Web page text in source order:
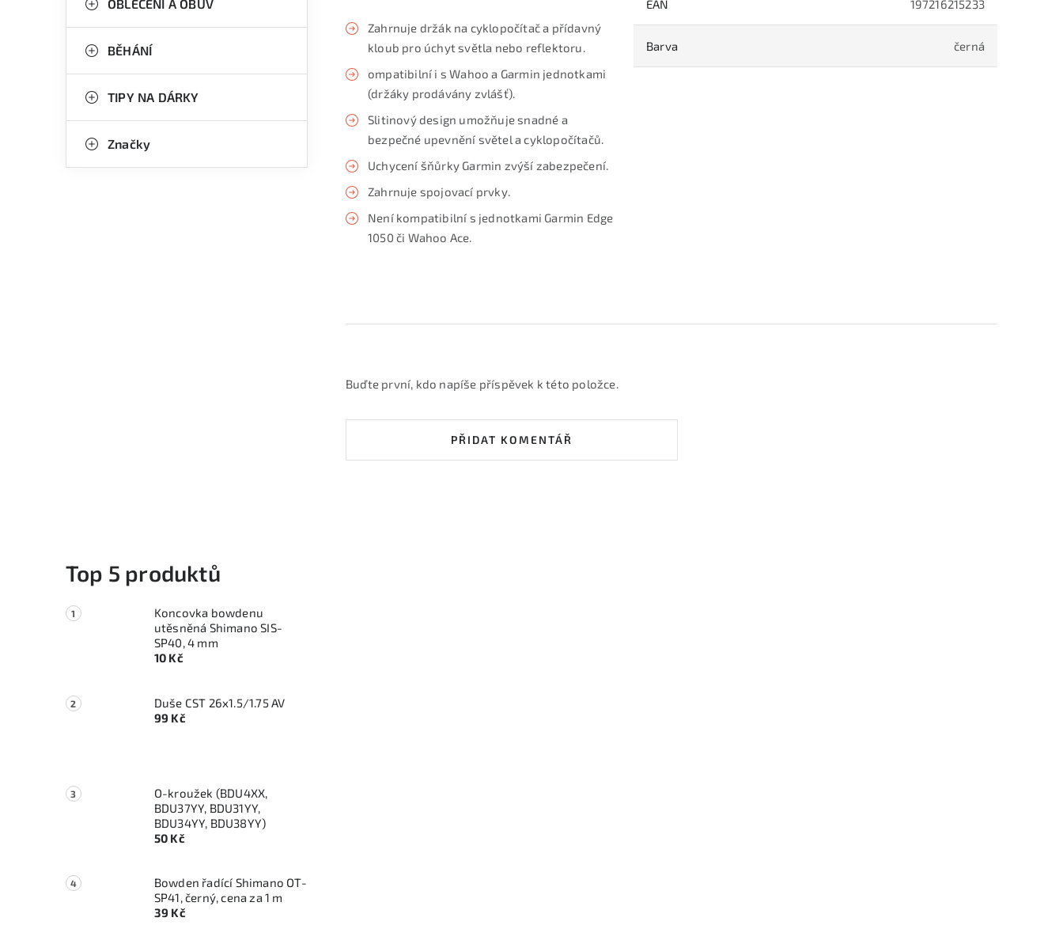
OBLEČENÍ A OBUV
BĚHÁNÍ
TIPY NA DÁRKY
Značky
Top 5 produktů
Koncovka bowdenu
utěsněná Shimano SIS-
SP40, 4 mm
10 Kč
Duše CST 26x1.5/1.75 AV
99 Kč
O-kroužek (BDU4XX,
BDU37YY, BDU31YY,
BDU34YY, BDU38YY)
50 Kč
Bowden řadící Shimano OT-
SP41, černý, cena za 1 m
39 Kč
Zahrnuje držák na cyklopočítač a přídavný
kloub pro úchyt světla nebo reflektoru.
ompatibilní i s Wahoo a Garmin jednotkami
(držáky prodávány zvlášť).
Slitinový design umožňuje snadné a
bezpečné upevnění světel a cyklopočítačů.
Uchycení šňůrky Garmin zvýší zabezpečení.
Zahrnuje spojovací prvky.
Není kompatibilní s jednotkami Garmin Edge
1050 či Wahoo Ace.
EAN 197216215233
Barva černá
Buďte první, kdo napíše příspěvek k této položce.
PŘIDAT KOMENTÁŘ